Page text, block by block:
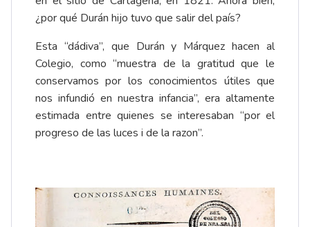
¿por qué Durán hijo tuvo que salir del país?
Esta “dádiva”, que Durán y Márquez hacen al
Colegio, como “muestra de la gratitud que le
conservamos por los conocimientos útiles que
nos infundió en nuestra infancia”, era altamente
estimada entre quienes se interesaban “por el
progreso de las luces i de la razon”.